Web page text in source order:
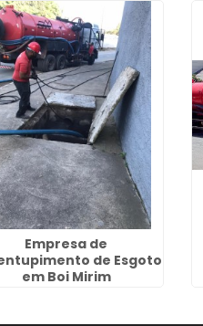
Empresa de
de Esgoto
em Boi Mirim